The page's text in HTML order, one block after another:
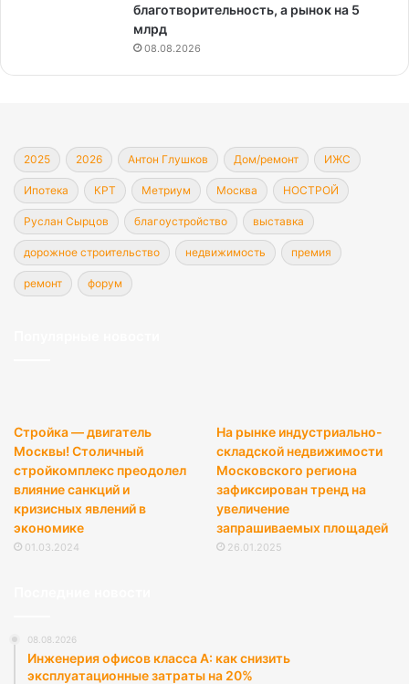
благотворительность, а рынок на 5
млрд
08.08.2026
2025 2026 Антон Глушков Дом/ремонт ИЖС
Ипотека КРТ Метриум Москва НОСТРОЙ
Руслан Сырцов благоустройство выставка
дорожное строительство недвижимость премия
ремонт форум
Стройка — двигатель
Москвы! Столичный
стройкомплекс преодолел
влияние санкций и
кризисных явлений в
экономике
01.03.2024
На рынке индустриально-
складской недвижимости
Московского региона
зафиксирован тренд на
увеличение
запрашиваемых площадей
26.01.2025
08.08.2026
Инженерия офисов класса А: как снизить
эксплуатационные затраты на 20%